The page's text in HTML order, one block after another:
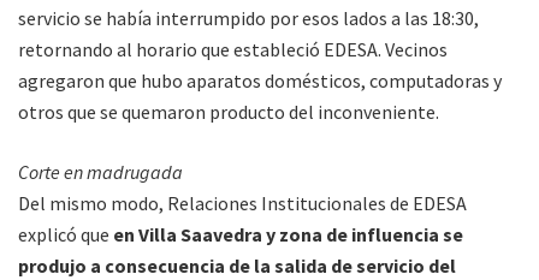
servicio se había interrumpido por esos lados a las 18:30,
retornando al horario que estableció EDESA. Vecinos
agregaron que hubo aparatos domésticos, computadoras y
otros que se quemaron producto del inconveniente.
Corte en madrugada
Del mismo modo, Relaciones Institucionales de EDESA
explicó que en Villa Saavedra y zona de influencia se
produjo a consecuencia de la salida de servicio del